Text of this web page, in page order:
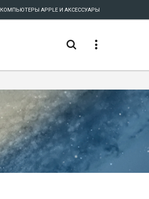
КОМПЬЮТЕРЫ APPLE И АКСЕССУАРЫ